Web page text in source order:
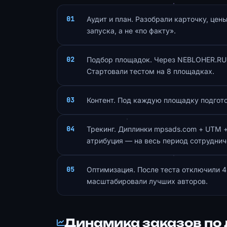
Аудит и план. Разобрали карточку,
запуска, а не «по факту».
Подбор площадок. Через
Стартовали тестом на 8 площадках.
Контент. Под каждую площадку
Трекинг. Диплинки mpsads.com +
атрибуция — на весь период
Оптимизация. После теста
масштабировали лучших авторов.
Динамика заказов по